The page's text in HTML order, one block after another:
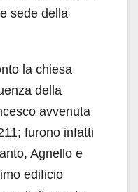
sede della
la chiesa
della
avvenuta
furono infatti
Agnello e
edificio